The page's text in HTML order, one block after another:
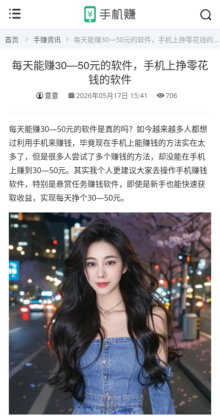
首页 手赚资讯 每天能赚30—50元的软件，手机上挣零花钱的软件
每天能赚30—50元的软件，手机上挣零花
钱的软件
意意 2026年05月17日 15:41 706
每天能赚30—50元的软件是真的吗？如今越来越多人都想
过利用手机来赚钱，毕竟现在手机上能赚钱的方法实在太
多了，但是很多人尝试了多个赚钱的方法，却没能在手机
上赚到30—50元。其实我个人更建议大家去操作手机赚钱
软件，特别是悬赏任务赚钱软件，即使是新手也能快速获
取收益，实现每天挣个30—50元。